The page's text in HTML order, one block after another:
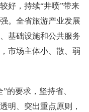
好，持续“井喷”带来
。全省旅游产业发展
基础设施和公共服务
市场主体小、散、弱
的要求，坚持省、
明、突出重点原则，